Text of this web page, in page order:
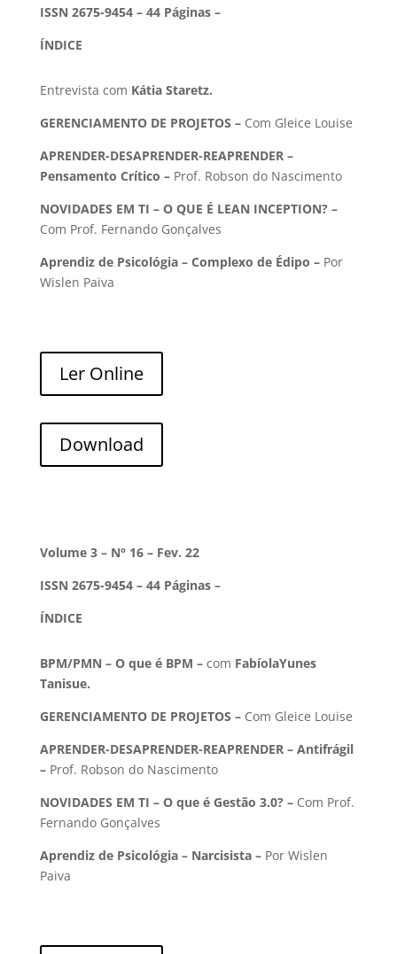
ISSN 2675-9454 – 44 Páginas –
ÍNDICE
Entrevista com Kátia Staretz.
GERENCIAMENTO DE PROJETOS – Com Gleice Louise
APRENDER-DESAPRENDER-REAPRENDER –
Pensamento Crítico – Prof. Robson do Nascimento
NOVIDADES EM TI – O QUE É LEAN INCEPTION? –
Com Prof. Fernando Gonçalves
Aprendiz de Psicológia – Complexo de Édipo – Por
Wislen Paiva
Ler Online
Download
Volume 3 – N° 16 – Fev. 22
ISSN 2675-9454 – 44 Páginas –
ÍNDICE
BPM/PMN – O que é BPM – com FabíolaYunes
Tanisue.
GERENCIAMENTO DE PROJETOS – Com Gleice Louise
APRENDER-DESAPRENDER-REAPRENDER – Antifrágil
– Prof. Robson do Nascimento
NOVIDADES EM TI – O que é Gestão 3.0? – Com Prof.
Fernando Gonçalves
Aprendiz de Psicológia – Narcisista – Por Wislen
Paiva